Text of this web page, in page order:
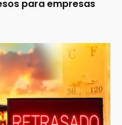
para empresas